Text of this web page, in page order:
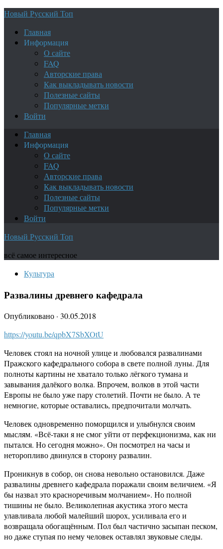
Новый Русский Топ
Главная
Информация
О сайте
FAQ
Авторские права
Как выкладывать новости
Полезные сайты
Популярные метки
Войти
Главная
Информация
О сайте
FAQ
Авторские права
Как выкладывать новости
Полезные сайты
Популярные метки
Войти
Новый Русский Топ
всё самое интересное
Культура
Развалины древнего кафедрала
Опубликовано · 30.05.2018
https://youtu.be/qpbX7SbXOtU
Человек стоял на ночной улице и любовался развалинами
Пражского кафедрального собора в свете полной луны. Для
полноты картины не хватало только лёгкого тумана и
завывания далёкого волка. Впрочем, волков в этой части
Европы не было уже пару столетий. Почти не было. А те
немногие, которые оставались, предпочитали молчать.
Человек одновременно поморщился и улыбнулся своим
мыслям. «Всё-таки я не смог уйти от перфекционизма, как ни
пытался. Но сегодня можно». Он посмотрел на часы и
неторопливо двинулся в сторону развалин.
Проникнув в собор, он снова невольно остановился. Даже
развалины древнего кафедрала поражали своим величием. «Я
бы назвал это красноречивым молчанием». Но полной
тишины не было. Великолепная акустика этого места
улавливала любой малейший шорох, усиливала его и
возвращала обогащённым. Пол был частично засыпан песком,
но даже ступая по нему человек оставлял звуковые следы.